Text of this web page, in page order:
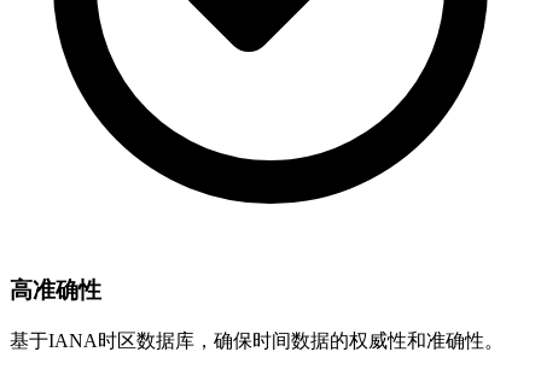
高准确性
基于IANA时区数据库，确保时间数据的权威性和准确性。